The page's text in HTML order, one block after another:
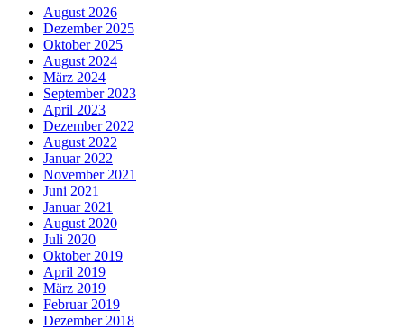
August 2026
Dezember 2025
Oktober 2025
August 2024
März 2024
September 2023
April 2023
Dezember 2022
August 2022
Januar 2022
November 2021
Juni 2021
Januar 2021
August 2020
Juli 2020
Oktober 2019
April 2019
März 2019
Februar 2019
Dezember 2018